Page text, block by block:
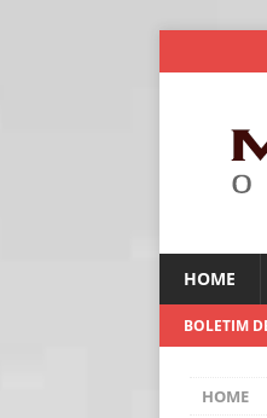
HOME
BOLETIM
HOME